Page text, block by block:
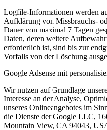
Logfile-Informationen werden
Aufklärung von Missbrauchs-
Dauer von maximal 7 Tagen
Daten, deren weitere
erforderlich ist, sind bis zur
Vorfalls von der Löschung
Google Adsense mit
Wir nutzen auf Grundlage
Interesse an der Analyse,
unseres Onlineangebotes im
die Dienste der Google LLC,
Mountain View, CA 94043,